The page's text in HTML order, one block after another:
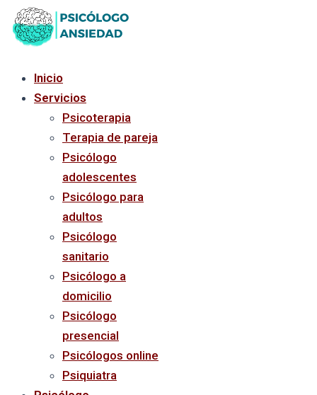
al
contenido
Inicio
Servicios
Psicoterapia
Terapia de pareja
Psicólogo
adolescentes
Psicólogo para
adultos
Psicólogo
sanitario
Psicólogo a
domicilio
Psicólogo
presencial
Psicólogos online
Psiquiatra